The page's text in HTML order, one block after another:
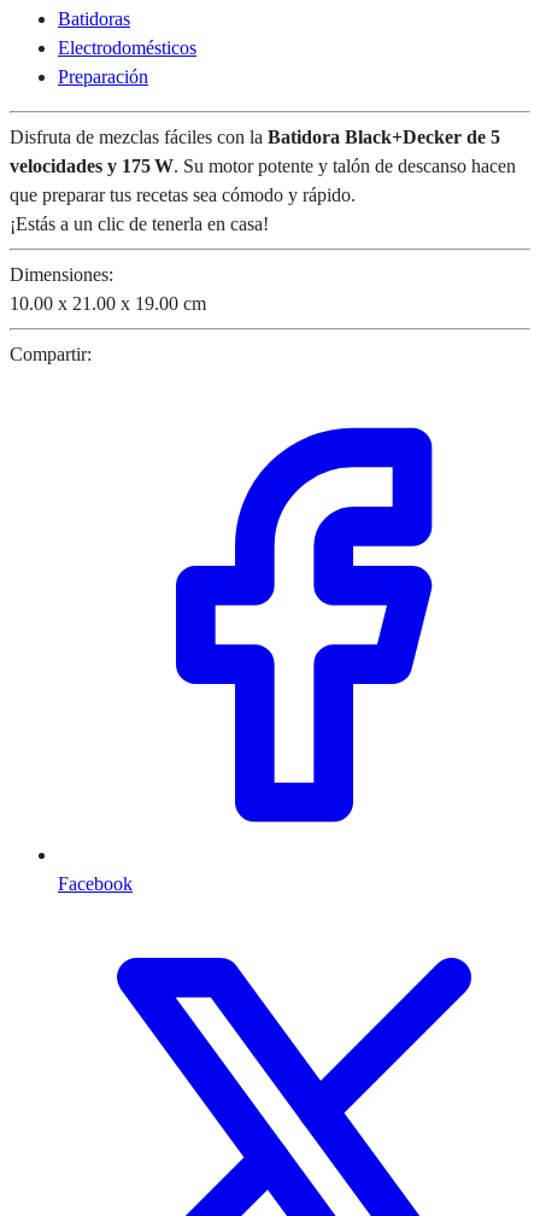
Batidoras
Electrodomésticos
Preparación
Disfruta de mezclas fáciles con la Batidora Black+Decker de 5
velocidades y 175 W. Su motor potente y talón de descanso hacen
que preparar tus recetas sea cómodo y rápido.
¡Estás a un clic de tenerla en casa!
Dimensiones:
10.00 x 21.00 x 19.00 cm
Compartir:
Facebook